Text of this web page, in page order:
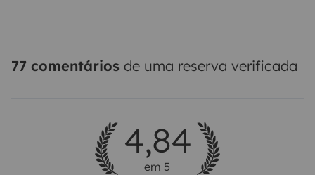
77 comentários de uma reserva verificada
4,84
em 5